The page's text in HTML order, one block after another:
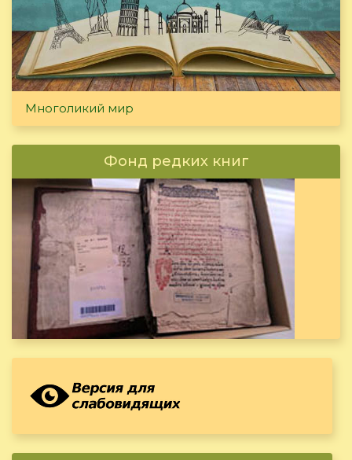
Многоликий мир
Фонд редких книг